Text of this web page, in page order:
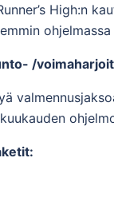
High:n
ohjelmassa
/